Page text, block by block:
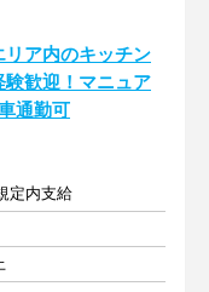
リア内のキッチン
験歓迎！マニュア
通勤可
定内支給